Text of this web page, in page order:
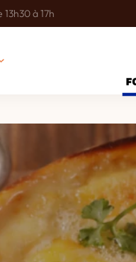
à 17h